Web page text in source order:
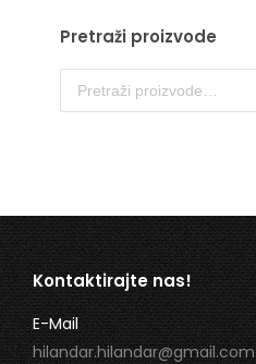
Pretraži proizvode
Kontaktirajte nas!
E-Mail
hilandar.hilandar@gmail.com